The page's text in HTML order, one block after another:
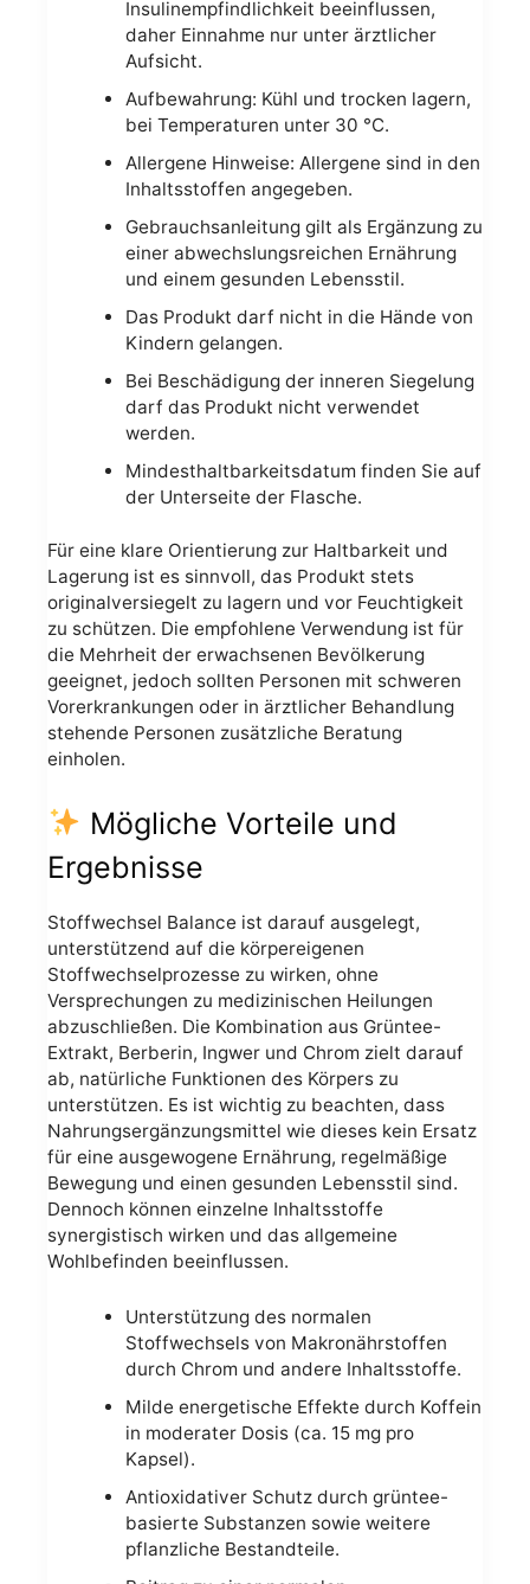
Insulinempfindlichkeit beeinflussen,
daher Einnahme nur unter ärztlicher
Aufsicht.
Aufbewahrung: Kühl und trocken lagern,
bei Temperaturen unter 30 °C.
Allergene Hinweise: Allergene sind in den
Inhaltsstoffen angegeben.
Gebrauchsanleitung gilt als Ergänzung zu
einer abwechslungsreichen Ernährung
und einem gesunden Lebensstil.
Das Produkt darf nicht in die Hände von
Kindern gelangen.
Bei Beschädigung der inneren Siegelung
darf das Produkt nicht verwendet
werden.
Mindesthaltbarkeitsdatum finden Sie auf
der Unterseite der Flasche.
Für eine klare Orientierung zur Haltbarkeit und
Lagerung ist es sinnvoll, das Produkt stets
originalversiegelt zu lagern und vor Feuchtigkeit
zu schützen. Die empfohlene Verwendung ist für
die Mehrheit der erwachsenen Bevölkerung
geeignet, jedoch sollten Personen mit schweren
Vorerkrankungen oder in ärztlicher Behandlung
stehende Personen zusätzliche Beratung
einholen.
Mögliche Vorteile und
Ergebnisse
Stoffwechsel Balance ist darauf ausgelegt,
unterstützend auf die körpereigenen
Stoffwechselprozesse zu wirken, ohne
Versprechungen zu medizinischen Heilungen
abzuschließen. Die Kombination aus Grüntee-
Extrakt, Berberin, Ingwer und Chrom zielt darauf
ab, natürliche Funktionen des Körpers zu
unterstützen. Es ist wichtig zu beachten, dass
Nahrungsergänzungsmittel wie dieses kein Ersatz
für eine ausgewogene Ernährung, regelmäßige
Bewegung und einen gesunden Lebensstil sind.
Dennoch können einzelne Inhaltsstoffe
synergistisch wirken und das allgemeine
Wohlbefinden beeinflussen.
Unterstützung des normalen
Stoffwechsels von Makronährstoffen
durch Chrom und andere Inhaltsstoffe.
Milde energetische Effekte durch Koffein
in moderater Dosis (ca. 15 mg pro
Kapsel).
Antioxidativer Schutz durch grüntee-
basierte Substanzen sowie weitere
pflanzliche Bestandteile.